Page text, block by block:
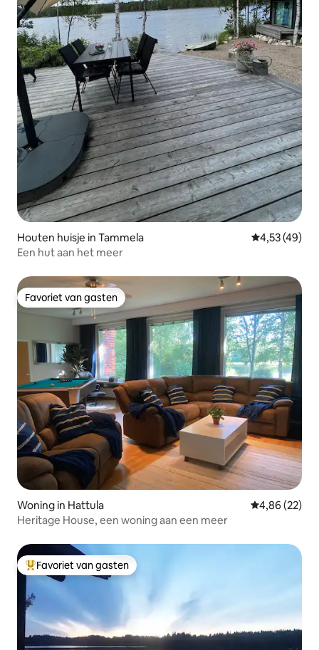
Houten huisje in Tammela Gemiddelde
4,53 (49)
Een hut aan het meer
Favoriet van gasten
Favoriet van gasten
Woning in Hattula Gemiddelde
4,86 (22)
Heritage House, een woning aan een meer
Topfavoriet van gasten
Favoriet van gasten